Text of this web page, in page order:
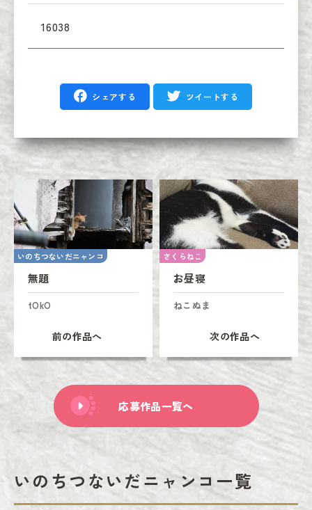
16038
シェアする ツイートする
いのちつないだニャンコ
無題
tOkO
前の作品へ
さくらねこ
お昼寝
ねこぬま
次の作品へ
応募作品一覧へ
いのちつないだニャンコ一覧